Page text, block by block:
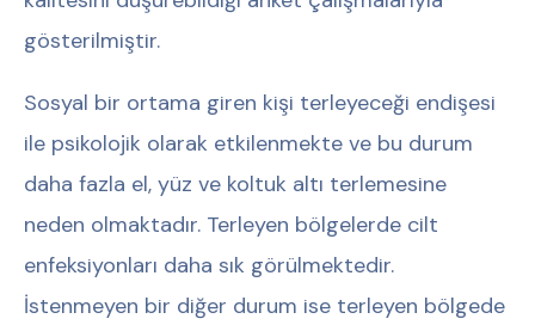
gösterilmiştir.
Sosyal bir ortama giren kişi terleyeceği endişesi
ile psikolojik olarak etkilenmekte ve bu durum
daha fazla el, yüz ve koltuk altı terlemesine
neden olmaktadır. Terleyen bölgelerde cilt
enfeksiyonları daha sık görülmektedir.
İstenmeyen bir diğer durum ise terleyen bölgede